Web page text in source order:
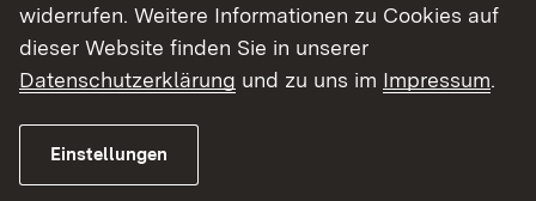
Vorgehen steht beispielhaft für modernes,
effizientes und kooperatives Bauen und verdient
die Unterstützung des Landes.“
Beim kooperativen Partnering-Verfahren werden
die ausführenden Baufirmen frühzeitig in die
widerrufen. Weitere Informationen zu Cookies auf
dieser Website finden Sie in unserer
Datenschutzerklärung und zu uns im Impressum.
Einstellungen